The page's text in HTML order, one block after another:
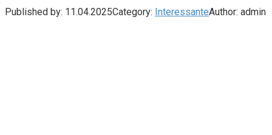
Published by: 11.04.2025Category: InteressanteAuthor: admin